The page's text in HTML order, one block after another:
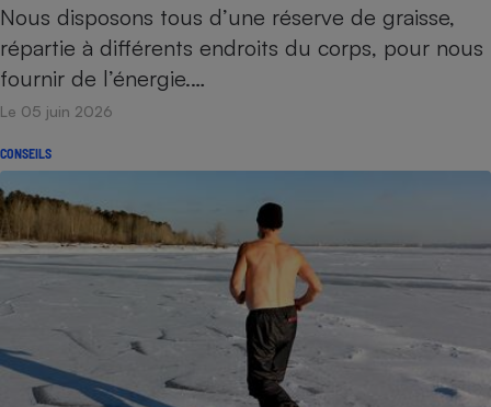
Nous disposons tous d’une réserve de graisse,
répartie à différents endroits du corps, pour nous
fournir de l’énergie.…
Le 05 juin 2026
CONSEILS